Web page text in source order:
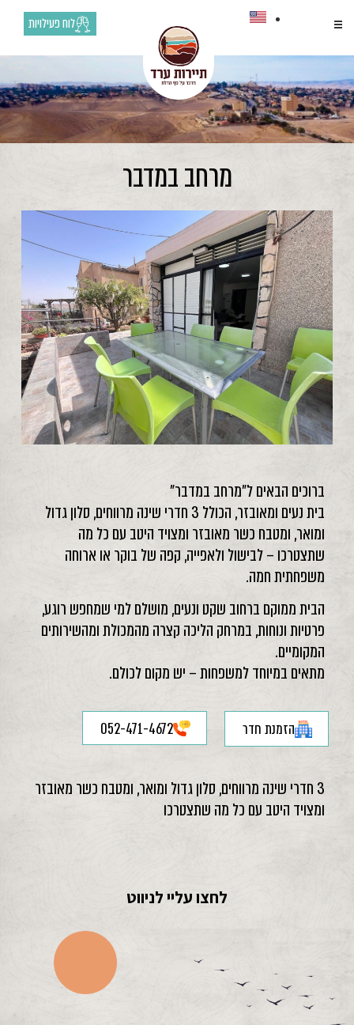
לוח פעילויות
מרחב במדבר
ברוכים הבאים ל"מרחב במדבר"
בית נעים ומאובזר, הכולל 3 חדרי שינה מרווחים, סלון גדול
ומואר, ומטבח כשר מאובזר ומצויד היטב עם כל מה
שתצטרכו – לבישול ולאפייה, קפה של בוקר או ארוחה
משפחתית חמה.
הבית ממוקם ברחוב שקט ונעים, מושלם למי שמחפש רוגע,
פרטיות ונוחות, במרחק הליכה קצרה מהמכולת ומהשירותים
המקומיים.
מתאים במיוחד למשפחות – יש מקום לכולם.
הזמנת חדר 052-471-4672
3 חדרי שינה מרווחים, סלון גדול ומואר, ומטבח כשר מאובזר
ומצויד היטב עם כל מה שתצטרכו
לחצו עליי לניווט